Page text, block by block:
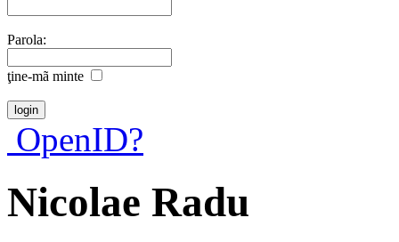
Parola:
ţine-mã minte
OpenID?
Nicolae Radu